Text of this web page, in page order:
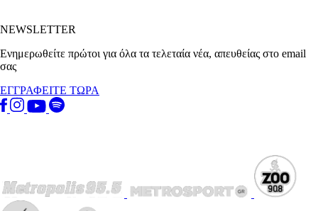
NEWSLETTER
Ενημερωθείτε πρώτοι για όλα τα τελεταία νέα, απευθείας στο email
σας
ΕΓΓΡΑΦΕΙΤΕ ΤΩΡΑ